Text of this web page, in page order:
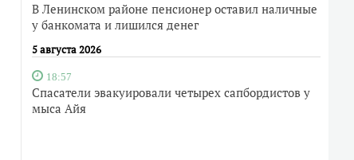
В Ленинском районе пенсионер оставил наличные
у банкомата и лишился денег
5 августа 2026
18:57
Спасатели эвакуировали четырех сапбордистов у
мыса Айя